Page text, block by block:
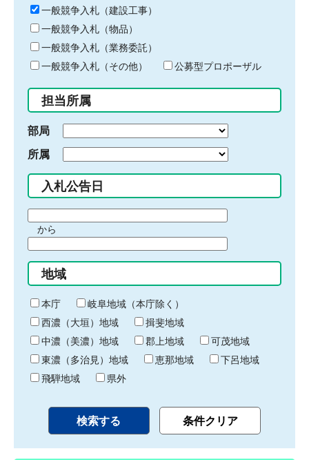
キ
ー
ワ
ー
ド
入
力
一般競争入札（建設工事）
一般競争入札（物品）
一般競争入札（業務委託）
一般競争入札（その他）
公募型プロポーザル
担当所属
部局
所属
入札公告日
間
始
り
から
間
終
わ
り
地域
本庁
岐阜地域（本庁除く）
西濃（大垣）地域
揖斐地域
中濃（美濃）地域
郡上地域
可茂地域
東濃（多治見）地域
恵那地域
下呂地域
飛騨地域
県外